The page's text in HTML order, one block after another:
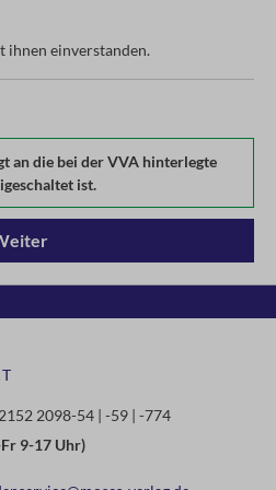
ihnen einverstanden.
an die bei der VVA hinterlegte
ist.
2098-54 | -59 | -774
9-17 Uhr)